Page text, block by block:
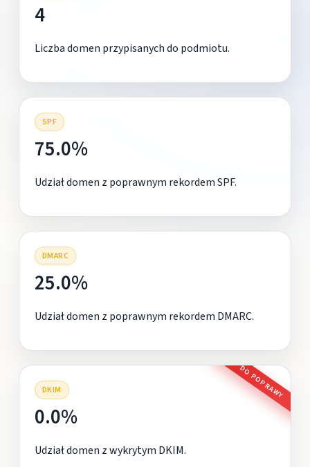
4
Liczba domen przypisanych do podmiotu.
SPF
75.0%
Udział domen z poprawnym rekordem SPF.
DMARC
25.0%
Udział domen z poprawnym rekordem DMARC.
DKIM DO POPRAWY
0.0%
Udział domen z wykrytym DKIM.